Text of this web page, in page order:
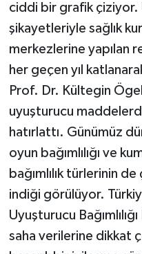
ciddi bir grafik çiziyor.
şikayetleriyle sağlık
merkezlerine yapılan
her geçen yıl
Prof. Dr. Kültegin
uyuşturucu
hatırlattı. Günümüz
oyun bağımlılığı ve
bağımlılık türlerinin
indiği görülüyor.
Uyuşturucu
saha verilerine dikkat